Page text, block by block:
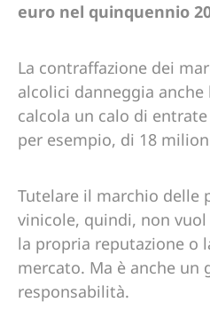
euro nel quinquennio
La contraffazione dei
alcolici danneggia anche
calcola un calo di
per esempio, di 18
Tutelare il marchio delle
vinicole, quindi, non
la propria reputazione o
mercato. Ma è anche un
responsabilità.